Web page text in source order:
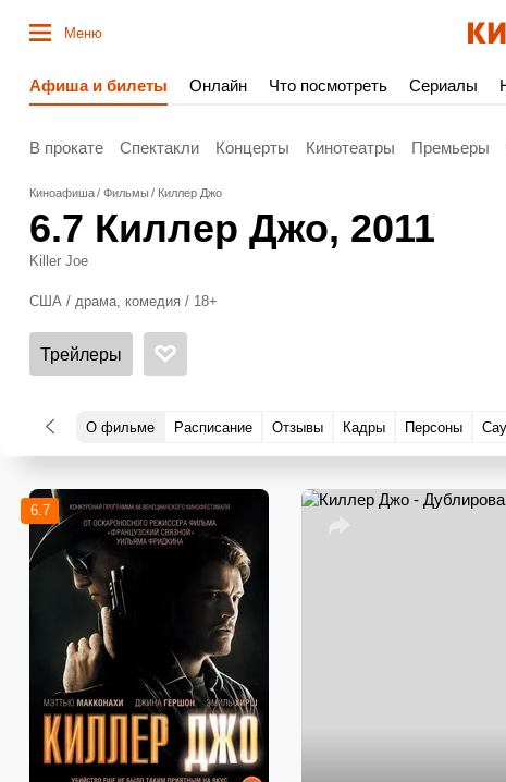
Меню
Афиша и билеты Онлайн Что посмотреть Сериалы
В прокате Спектакли Концерты Кинотеатры Премьеры
Киноафиша Фильмы Киллер Джо
6.7 Киллер Джо, 2011
Killer Joe
США / драма, комедия / 18+
Трейлеры
О фильме Расписание Отзывы Кадры Персоны
6.7